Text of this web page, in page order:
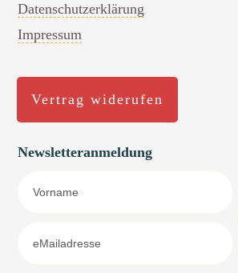
Datenschutzerklärung
Impressum
Vertrag widerufen
Newsletteranmeldung